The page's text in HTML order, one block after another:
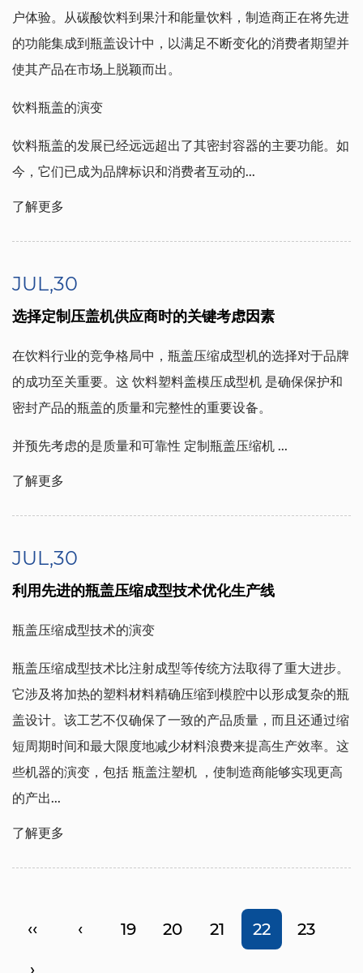
户体验。从碳酸饮料到果汁和能量饮料，制造商正在将先进
的功能集成到瓶盖设计中，以满足不断变化的消费者期望并
使其产品在市场上脱颖而出。
饮料瓶盖的演变
饮料瓶盖的发展已经远远超出了其密封容器的主要功能。如
今，它们已成为品牌标识和消费者互动的...
了解更多
JUL,30
选择定制压盖机供应商时的关键考虑因素
在饮料行业的竞争格局中，瓶盖压缩成型机的选择对于品牌
的成功至关重要。这 饮料塑料盖模压成型机 是确保保护和
密封产品的瓶盖的质量和完整性的重要设备。
并预先考虑的是质量和可靠性 定制瓶盖压缩机 ...
了解更多
JUL,30
利用先进的瓶盖压缩成型技术优化生产线
瓶盖压缩成型技术的演变
瓶盖压缩成型技术比注射成型等传统方法取得了重大进步。
它涉及将加热的塑料材料精确压缩到模腔中以形成复杂的瓶
盖设计。该工艺不仅确保了一致的产品质量，而且还通过缩
短周期时间和最大限度地减少材料浪费来提高生产效率。这
些机器的演变，包括 瓶盖注塑机 ，使制造商能够实现更高
的产出...
了解更多
‹‹ ‹ 19 20 21 22 23